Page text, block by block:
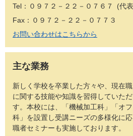
Tel：０９７２－２２－０７６７
代表
Fax：０９７２－２２－０７７３
お問い合わせはこちらから
主な業務
新しく学校を卒業した方々や、現在
に関する技能や知識を習得していた
す。本校には、「機械加工科」「オ
科」を設置し受講ニーズの多様化に
職者セミナーも実施しております。